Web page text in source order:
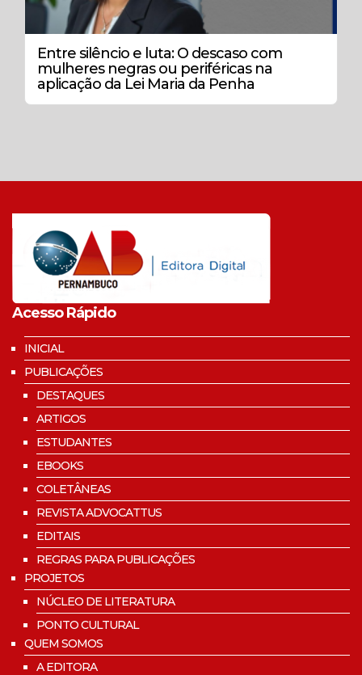
Entre silêncio e luta: O descaso com
mulheres negras ou periféricas na
aplicação da Lei Maria da Penha
Acesso Rápido
INICIAL
PUBLICAÇÕES
DESTAQUES
ARTIGOS
ESTUDANTES
EBOOKS
COLETÂNEAS
REVISTA ADVOCATTUS
EDITAIS
REGRAS PARA PUBLICAÇÕES
PROJETOS
NÚCLEO DE LITERATURA
PONTO CULTURAL
QUEM SOMOS
A EDITORA